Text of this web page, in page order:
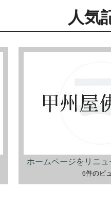
人気
ホームページをリニュ
6件のビ